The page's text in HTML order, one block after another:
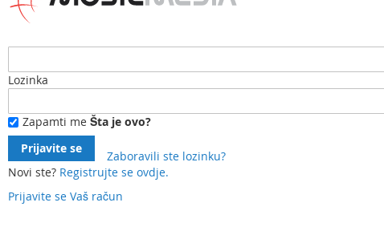
Lozinka
Zapamti me Šta je ovo?
Prijavite se
Zaboravili ste lozinku?
Novi ste? Registrujte se ovdje.
Prijavite se Vaš račun